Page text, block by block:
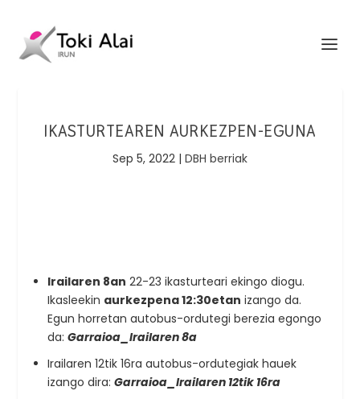
IKASTURTEAREN AURKEZPEN-EGUNA
Sep 5, 2022 | DBH berriak
Irailaren 8an 22-23 ikasturteari ekingo diogu.
Ikasleekin aurkezpena 12:30etan izango da.
Egun horretan autobus-ordutegi berezia egongo
da: Garraioa_Irailaren 8a
Irailaren 12tik 16ra autobus-ordutegiak hauek
izango dira: Garraioa_Irailaren 12tik 16ra